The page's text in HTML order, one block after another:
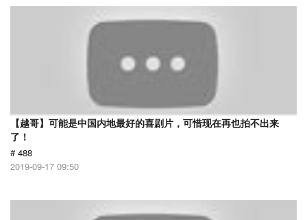
【越哥】可能是中国内地最好的喜剧片，可惜现在再也拍不出来
了！
# 488
2019-09-17 09:50